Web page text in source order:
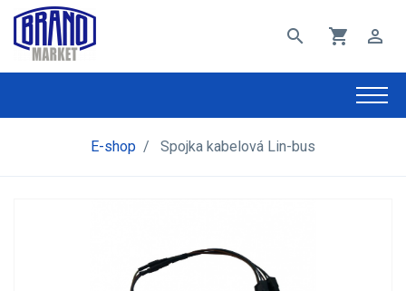
search shopping_cart perm_identity
E-shop / Spojka kabelová Lin-bus